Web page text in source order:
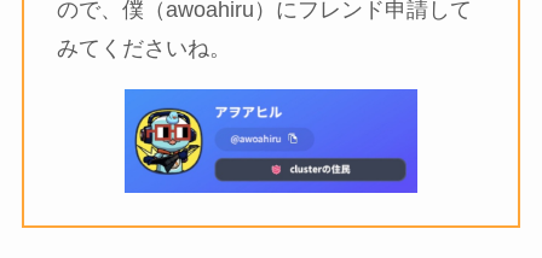
ので、僕（awoahiru）にフレンド申請して
みてくださいね。